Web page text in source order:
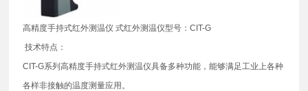
高精度手持式红外测温仪 式红外测温仪型号：CIT-G
技术特点：
CIT-G系列高精度手持式红外测温仪具备多种功能，能够满足工业上各种
各样非接触的温度测量应用。